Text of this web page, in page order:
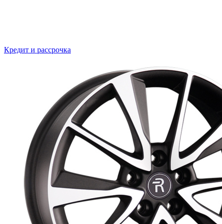
Кредит и рассрочка